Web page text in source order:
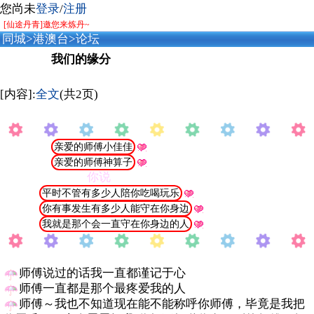
您尚未登录/注册
[仙途丹青]邀您来炼丹~
同城>港澳台>论坛
我们的缘分
[内容]:全文(共2页)
亲爱的师傅小佳佳
亲爱的师傅神算子
你说
平时不管有多少人陪你吃喝玩乐
你有事发生有多少人能守在你身边
我就是那个会一直守在你身边的人
师傅说过的话我一直都谨记于心
师傅一直都是那个最疼爱我的人
师傅～我也不知道现在能不能称呼你师傅，毕竟是我把